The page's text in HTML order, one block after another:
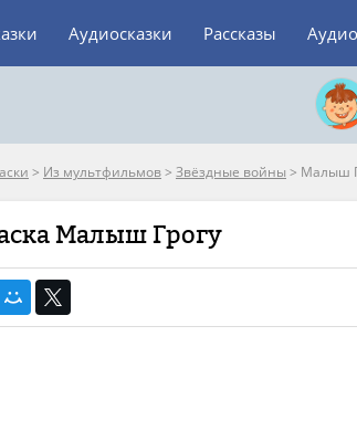
Аудиосказки Рассказы
> Из мультфильмов> Звёздные войны > Малыш
Малыш Грогу